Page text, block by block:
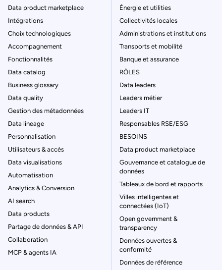
Data product marketplace
Intégrations
Choix technologiques
Accompagnement
Fonctionnalités
Data catalog
Business glossary
Data quality
Gestion des métadonnées
Data lineage
Personnalisation
Utilisateurs & accès
Data visualisations
Automatisation
Analytics & Conversion
AI search
Data products
Partage de données & API
Collaboration
MCP & agents IA
Énergie et utilities
Collectivités locales
Administrations et institutions
Transports et mobilité
Banque et assurance
RÔLES
Data leaders
Leaders métier
Leaders IT
Responsables RSE/ESG
BESOINS
Data product marketplace
Gouvernance et catalogue de
données
Tableaux de bord et rapports
Villes intelligentes et
connectées (IoT)
Open government &
transparency
Données ouvertes &
conformité
Données de référence